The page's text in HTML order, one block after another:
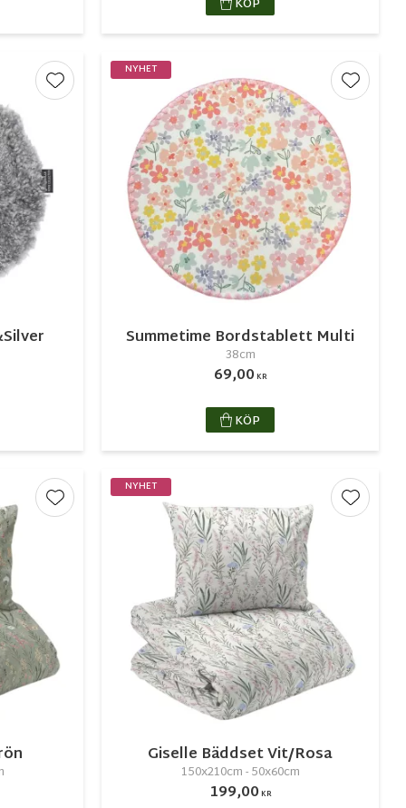
Lägg till i favoriter
Summetime Bordstablett Multi
38cm
69,00KR
NYHET
Lägg
KÖP
Lägg till i favoriter
Giselle Bäddset Vit/Rosa
150x210cm - 50x60cm
199,00KR
NYHET
Lägg